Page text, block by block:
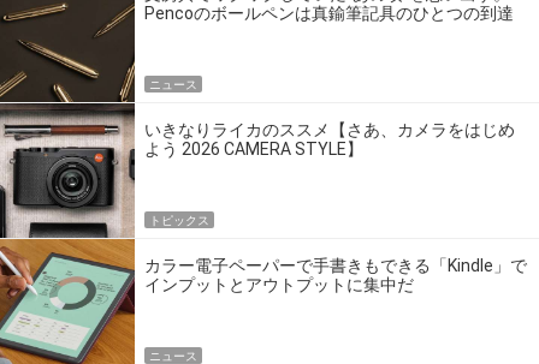
Pencoのボールペンは真鍮筆記具のひとつの到達
ニュース
いきなりライカのススメ【さあ、カメラをはじめ
よう 2026 CAMERA STYLE】
トピックス
カラー電子ペーパーで手書きもできる「Kindle」で
インプットとアウトプットに集中だ
ニュース